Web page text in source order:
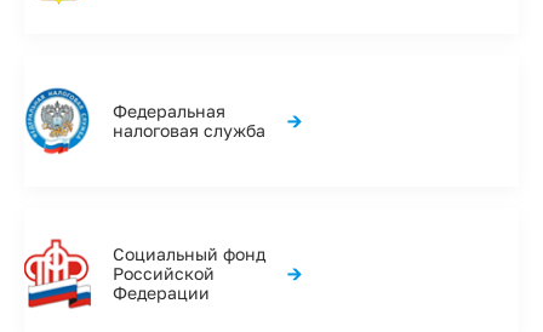
Федеральная
налоговая служба
→
Социальный фонд
Российской
Федерации
→